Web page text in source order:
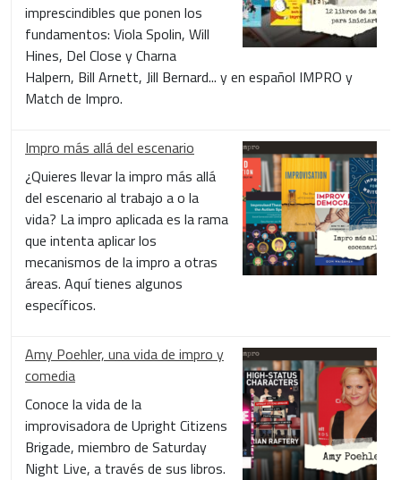
imprescindibles que ponen los
fundamentos: Viola Spolin, Will
Hines, Del Close y Charna
Halpern, Bill Arnett, Jill Bernard... y en español IMPRO y
Match de Impro.
Impro más allá del escenario
¿Quieres llevar la impro más allá
del escenario al trabajo a o la
vida? La impro aplicada es la rama
que intenta aplicar los
mecanismos de la impro a otras
áreas. Aquí tienes algunos
específicos.
Amy Poehler, una vida de impro y
comedia
Conoce la vida de la
improvisadora de Upright Citizens
Brigade, miembro de Saturday
Night Live, a través de sus libros.